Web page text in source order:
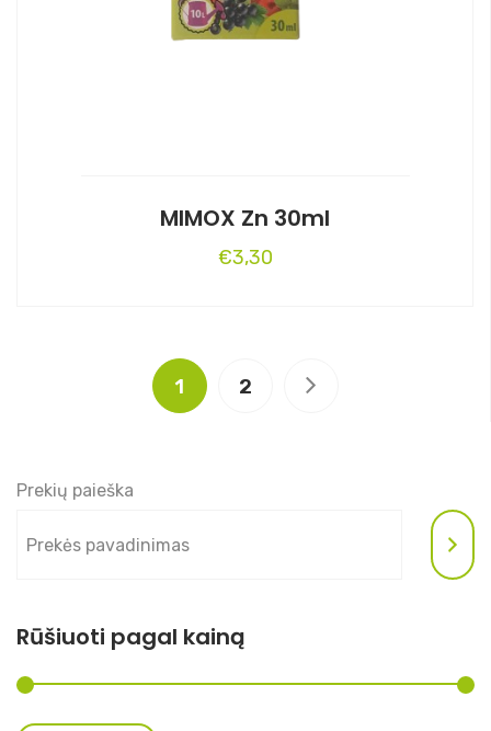
MIMOX Zn 30ml
€3,30
1 2
Prekių paieška
Rūšiuoti pagal kainą